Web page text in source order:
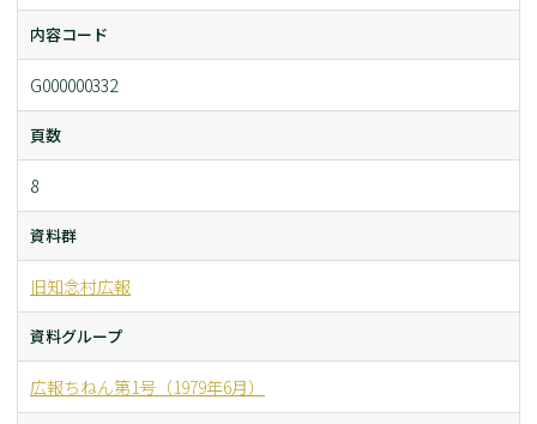
内容コード
G000000332
頁数
8
資料群
旧知念村広報
資料グループ
広報ちねん第1号（1979年6月）